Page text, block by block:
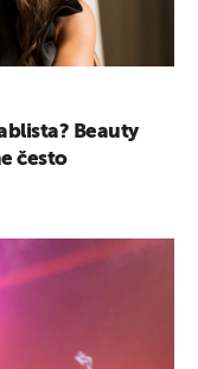
Beauty
često